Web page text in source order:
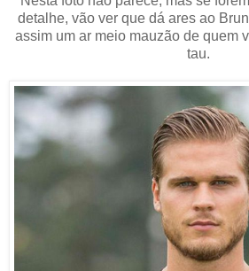
detalhe, vão ver que dá ares ao
assim um ar meio mauzão de quem
tau.